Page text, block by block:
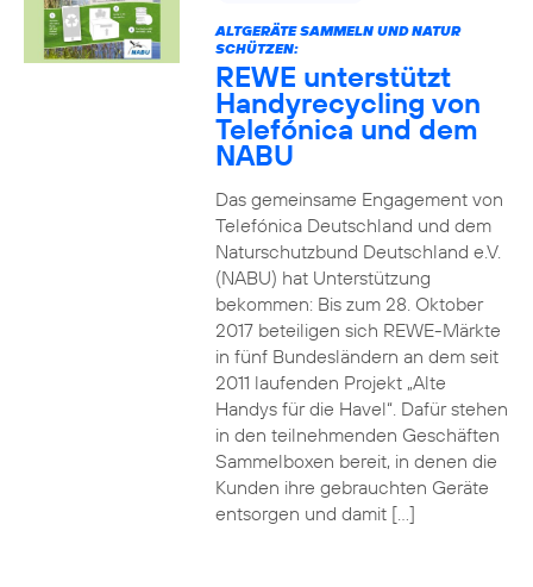
ALTGERÄTE SAMMELN UND NATUR
SCHÜTZEN:
REWE unterstützt
Handyrecycling von
Telefónica und dem
NABU
Das gemeinsame Engagement von
Telefónica Deutschland und dem
Naturschutzbund Deutschland e.V.
(NABU) hat Unterstützung
bekommen: Bis zum 28. Oktober
2017 beteiligen sich REWE-Märkte
in fünf Bundesländern an dem seit
2011 laufenden Projekt „Alte
Handys für die Havel“. Dafür stehen
in den teilnehmenden Geschäften
Sammelboxen bereit, in denen die
Kunden ihre gebrauchten Geräte
entsorgen und damit […]